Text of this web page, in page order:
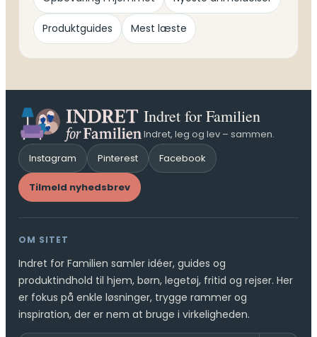
Produktguides Mest læste
Indret for Familien
Indret, leg og lev – sammen.
Instagram
Pinterest Facebook
Tilmeld nyhedsbrev
OM SITET
Indret for Familien samler idéer, guides og
produktindhold til hjem, børn, legetøj, fritid og rejser. Her
er fokus på enkle løsninger, trygge rammer og
inspiration, der er nem at bruge i virkeligheden.